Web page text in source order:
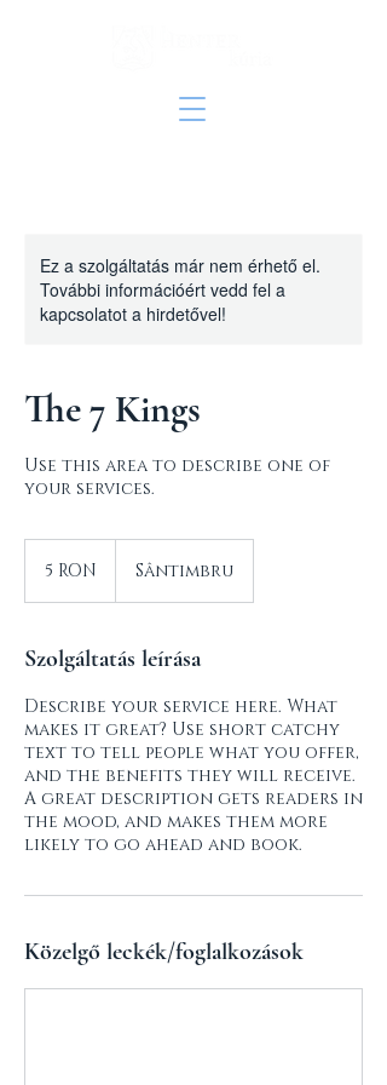
Ez a szolgáltatás már nem érhető el.
További információért vedd fel a
kapcsolatot a hirdetővel!
The 7 Kings
Use this area to describe one of
your services.
5 RON Sântimbru
Szolgáltatás leírása
Describe your service here. What
makes it great? Use short catchy
text to tell people what you offer,
and the benefits they will receive.
A great description gets readers in
the mood, and makes them more
likely to go ahead and book.
Közelgő leckék/foglalkozások